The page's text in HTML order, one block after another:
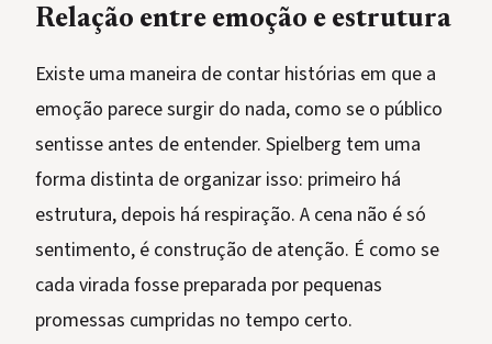
Relação entre emoção e estrutura
Existe uma maneira de contar histórias em que a
emoção parece surgir do nada, como se o público
sentisse antes de entender. Spielberg tem uma
forma distinta de organizar isso: primeiro há
estrutura, depois há respiração. A cena não é só
sentimento, é construção de atenção. É como se
cada virada fosse preparada por pequenas
promessas cumpridas no tempo certo.